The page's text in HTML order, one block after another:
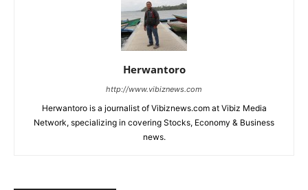
Herwantoro
http://www.vibiznews.com
Herwantoro is a journalist of Vibiznews.com at Vibiz Media
Network, specializing in covering Stocks, Economy & Business
news.